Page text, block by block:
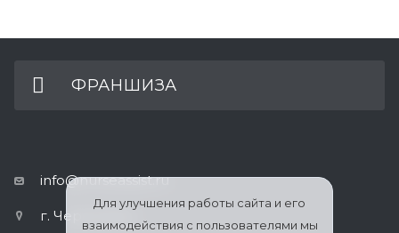
ФРАНШИЗА
info@nurseassist.ru
г. Череповец
Для улучшения работы сайта и его
взаимодействия с пользователями мы